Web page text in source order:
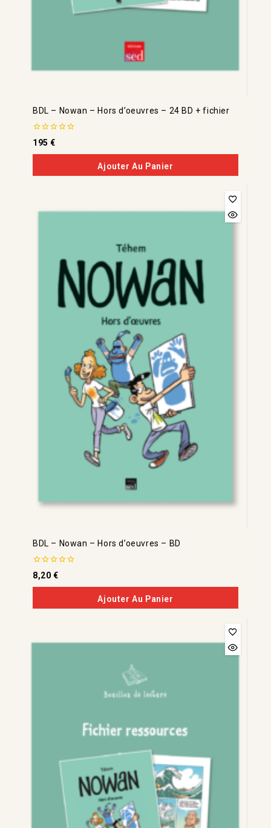
BDL – Nowan – Hors d’oeuvres – 24 BD + fichier
0
de
5
195€
Ajouter Au Panier
BDL – Nowan – Hors d’oeuvres – BD
0
de
5
8,20 €
Ajouter Au Panier